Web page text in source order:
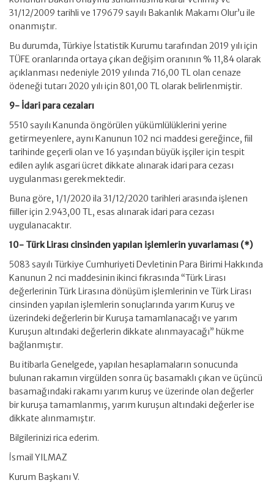
31/12/2009 tarihli ve 179679 sayılı Bakanlık Makamı Olur’u ile
onanmıştır.
Bu durumda, Türkiye İstatistik Kurumu tarafından 2019 yılı için
TÜFE oranlarında ortaya çıkan değişim oranının % 11,84 olarak
açıklanması nedeniyle 2019 yılında 716,00 TL olan cenaze
ödeneği tutarı 2020 yılı için 801,00 TL olarak belirlenmiştir.
9- İdari para cezaları
5510 sayılı Kanunda öngörülen yükümlülüklerini yerine
getirmeyenlere, aynı Kanunun 102 nci maddesi gereğince, fiil
tarihinde geçerli olan ve 16 yaşından büyük işçiler için tespit
edilen aylık asgari ücret dikkate alınarak idari para cezası
uygulanması gerekmektedir.
Buna göre, 1/1/2020 ila 31/12/2020 tarihleri arasında işlenen
fiiller için 2.943,00 TL, esas alınarak idari para cezası
uygulanacaktır.
10- Türk Lirası cinsinden yapılan işlemlerin yuvarlaması (*)
5083 sayılı Türkiye Cumhuriyeti Devletinin Para Birimi Hakkında
Kanunun 2 nci maddesinin ikinci fıkrasında “Türk Lirası
değerlerinin Türk Lirasına dönüşüm işlemlerinin ve Türk Lirası
cinsinden yapılan işlemlerin sonuçlarında yarım Kuruş ve
üzerindeki değerlerin bir Kuruşa tamamlanacağı ve yarım
Kuruşun altındaki değerlerin dikkate alınmayacağı” hükme
bağlanmıştır.
Bu itibarla Genelgede, yapılan hesaplamaların sonucunda
bulunan rakamın virgülden sonra üç basamaklı çıkan ve üçüncü
basamağındaki rakamı yarım kuruş ve üzerinde olan değerler
bir kuruşa tamamlanmış, yarım kuruşun altındaki değerler ise
dikkate alınmamıştır.
Bilgilerinizi rica ederim.
İsmail YILMAZ
Kurum Başkanı V.